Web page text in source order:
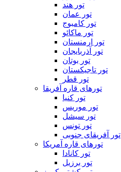
تور هند
تور عمان
تور کامبوج
تور ماکائو
تور ارمنستان
تور آذربایجان
تور بوتان
تور تاجیکستان
تور قطر
تورهای قاره آفریقا
تور کنیا
تور موریس
تور سیشل
تور تونس
تور آفریقای جنوبی
تورهای قاره آمریکا
تور کانادا
تور برزیل